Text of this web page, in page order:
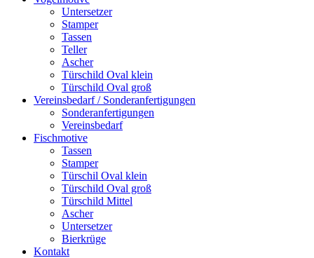
Untersetzer
Stamper
Tassen
Teller
Ascher
Türschild Oval klein
Türschild Oval groß
Vereinsbedarf / Sonderanfertigungen
Sonderanfertigungen
Vereinsbedarf
Fischmotive
Tassen
Stamper
Türschil Oval klein
Türschild Oval groß
Türschild Mittel
Ascher
Untersetzer
Bierkrüge
Kontakt